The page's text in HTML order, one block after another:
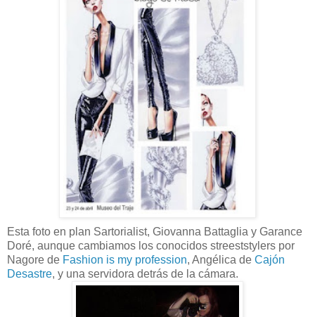
Esta foto en plan Sartorialist, Giovanna Battaglia y Garance
Doré, aunque cambiamos los conocidos streeststylers por
Nagore de Fashion is my profession, Angélica de Cajón
Desastre, y una servidora detrás de la cámara.